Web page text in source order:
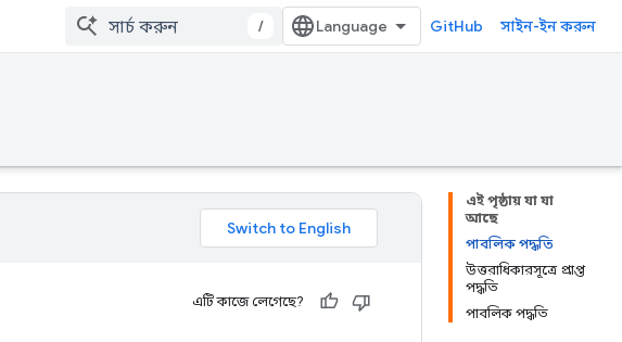
/ GitHub সাইন-ইন করুন
এই পৃষ্ঠায় যা যা
আছে
পাবলিক পদ্ধতি
উত্তরাধিকারসূত্রে প্রাপ্ত
পদ্ধতি
পাবলিক পদ্ধতি
এটি কাজে লেগেছে?